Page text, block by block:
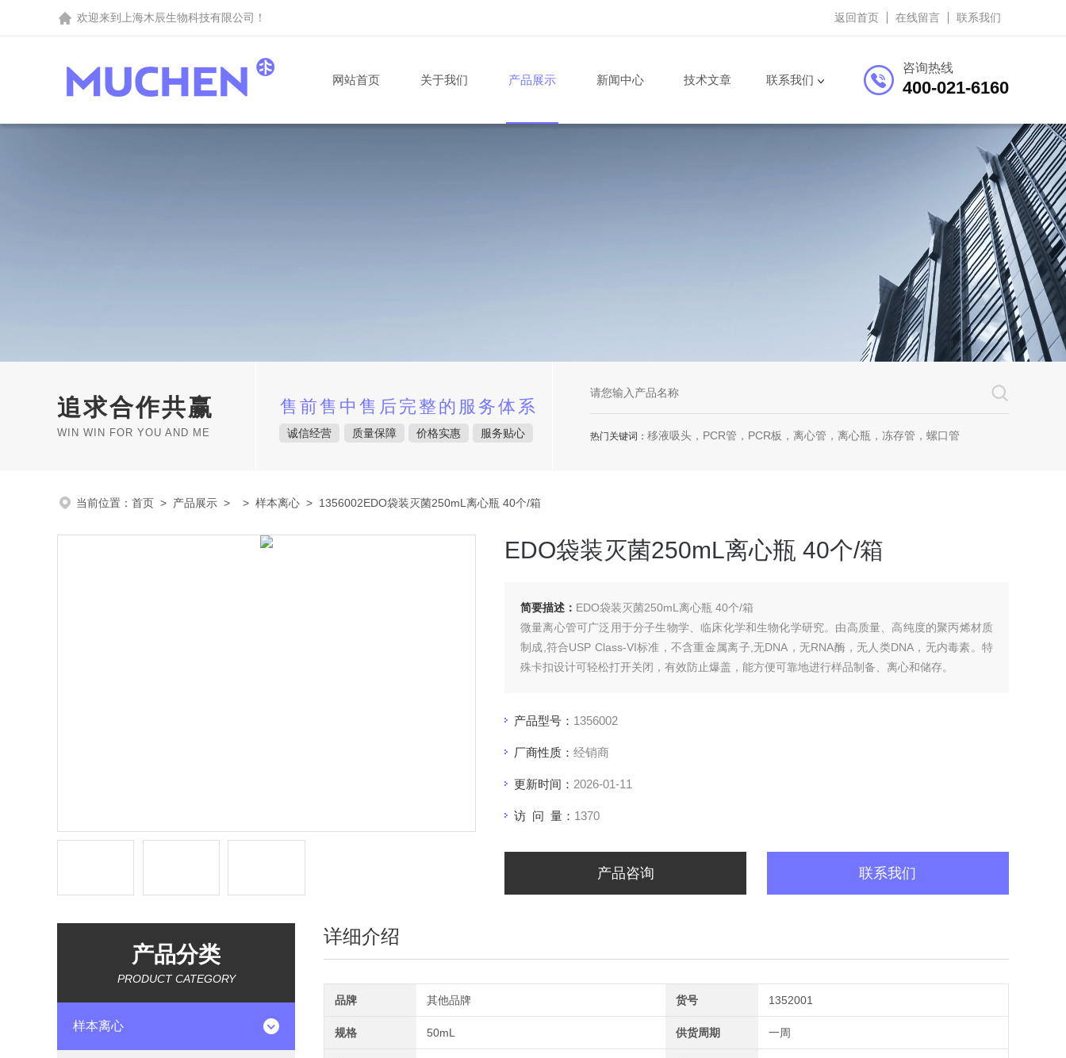
欢迎来到 上海木辰生物科技有限公司 ！ 返回首页 在线留言 联系我们
咨询热线
400-021-6160
网站首页 关于我们 产品展示 新闻中心 技术文章 联系我们
追求合作共赢
WIN WIN FOR YOU AND ME
售前售中售后完整的服务体系
诚信经营 质量保障 价格实惠 服务贴心 热门关键词： 移液吸头，PCR管，PCR板，离心管，离心瓶，冻存管，螺口管
当前位置： 首页 > 产品展示 > > 样本离心 > 1356002EDO袋装灭菌250mL离心瓶 40个/箱
EDO袋装灭菌250mL离心瓶 40个/箱
简要描述： EDO袋装灭菌250mL离心瓶 40个/箱
微量离心管可广泛用于分子生物学、临床化学和生物化学研究。由高质量、高纯度的聚丙烯材质
制成,符合USP Class-VI标准，不含重金属离子,无DNA，无RNA酶，无人类DNA，无内毒素。特
殊卡扣设计可轻松打开关闭，有效防止爆盖，能方便可靠地进行样品制备、离心和储存。
产品型号： 1356002
厂商性质： 经销商
更新时间： 2026-01-11
访 问 量： 1370
产品咨询 联系我们
产品分类
PRODUCT CATEGORY
样本离心
详细介绍
品牌 其他品牌 货号 1352001
规格 50mL 供货周期 一周